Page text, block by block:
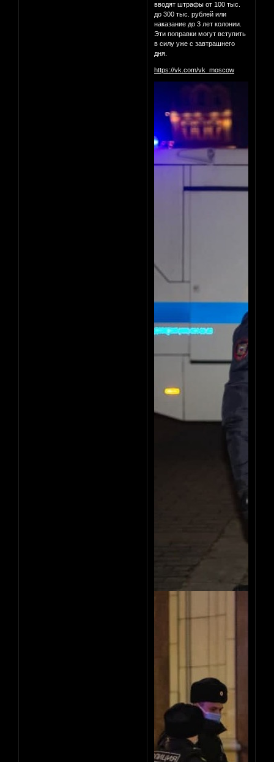
вводят штрафы от 100 тыс.
до 300 тыс. рублей или
наказание до 3 лет колонии.
Эти поправки могут вступить
в силу уже с завтрашнего
дня.
https://vk.com/vk_moscow